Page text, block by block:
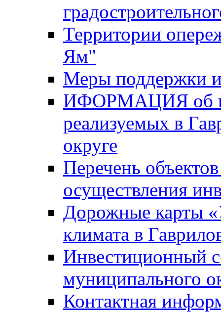
Территории
Ям"
Меры поддержки
ИФОРМАЦИЯ об
реализуемых в
округе
Перечень
осуществления
Дорожные карты
климата в
Инвестиционный
муниципального
Контактная